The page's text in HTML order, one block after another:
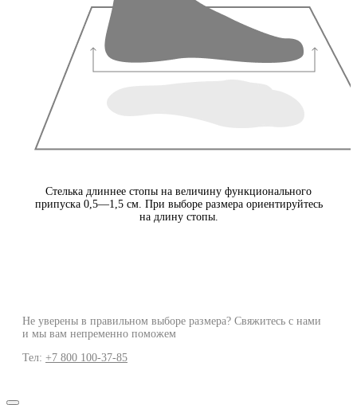
Стелька длиннее стопы на величину функционального
припуска 0,5—1,5 см. При выборе размера ориентируйтесь
на длину стопы.
Не уверены в правильном выборе размера? Свяжитесь с нами
и мы вам непременно поможем
Тел: +7 800 100-37-85